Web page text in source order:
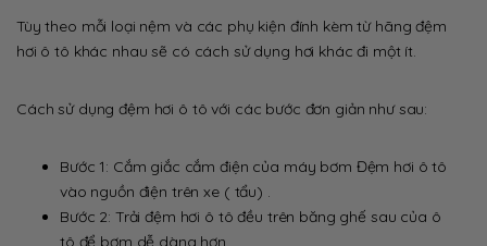
Tùy theo mỗi loại nệm và các phụ kiện đính kèm từ hãng đệm
hơi ô tô khác nhau sẽ có cách sử dụng hơi khác đi một ít.
Cách sử dụng đệm hơi ô tô với các bước đơn giản như sau:
Bước 1: Cắm giắc cắm điện của máy bơm Đệm hơi ô tô
vào nguồn điện trên xe ( tẩu) .
Bước 2: Trải đệm hơi ô tô đều trên băng ghế sau của ô
tô để bơm dễ dàng hơn